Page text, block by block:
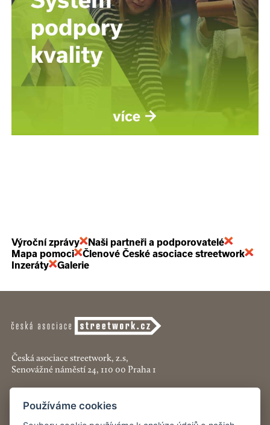
Výroční zprávy
Naši partneři a podporovatelé
Mapa pomoci
Členové České asociace streetwork
Inzeráty
Galerie
Česká asociace streetwork, z.s,
Senovážné náměstí 24, 110 00 Praha 1
+420 774 913 777
asociace@streetwork.cz
Používáme cookies